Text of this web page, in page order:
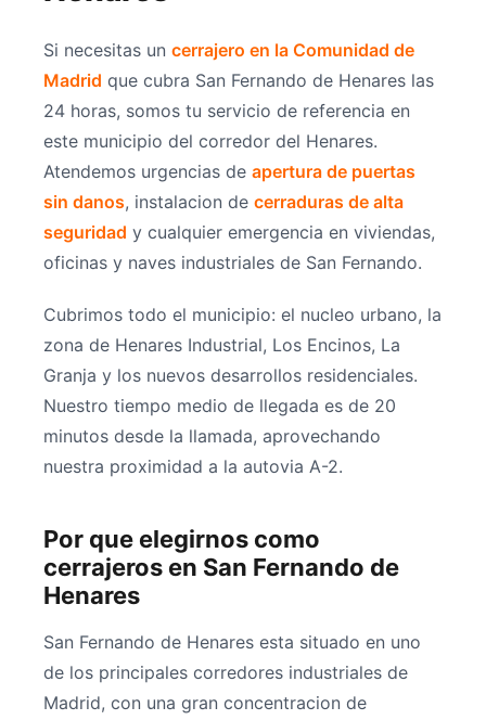
Si necesitas un cerrajero en la Comunidad de
Madrid que cubra San Fernando de Henares las
24 horas, somos tu servicio de referencia en
este municipio del corredor del Henares.
Atendemos urgencias de apertura de puertas
sin danos, instalacion de cerraduras de alta
seguridad y cualquier emergencia en viviendas,
oficinas y naves industriales de San Fernando.
Cubrimos todo el municipio: el nucleo urbano, la
zona de Henares Industrial, Los Encinos, La
Granja y los nuevos desarrollos residenciales.
Nuestro tiempo medio de llegada es de 20
minutos desde la llamada, aprovechando
nuestra proximidad a la autovia A-2.
Por que elegirnos como
cerrajeros en San Fernando de
Henares
San Fernando de Henares esta situado en uno
de los principales corredores industriales de
Madrid, con una gran concentracion de